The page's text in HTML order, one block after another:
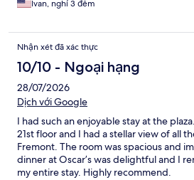
Ivan, nghỉ 3 đêm
Nhận xét đã xác thực
10/10 - Ngoại hạng
28/07/2026
Dịch với Google
I had such an enjoyable stay at the
21st floor and I had a stellar view of all
Fremont. The room was spacious and
dinner at Oscar’s was delightful and I
my entire stay. Highly recommend.